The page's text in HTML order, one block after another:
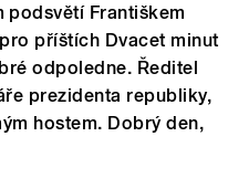
podsvětí Františkem
příštích Dvacet minut
odpoledne. Ředitel
prezidenta republiky,
hostem. Dobrý den,